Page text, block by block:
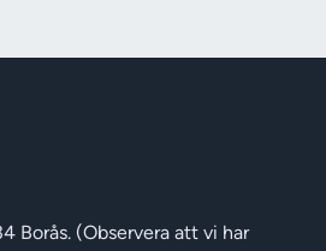
Borås. (Observera att vi har